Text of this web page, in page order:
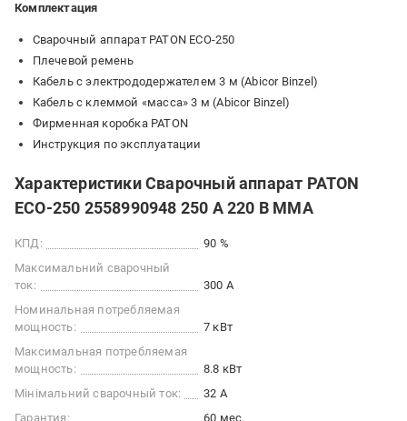
Комплектация
Сварочный аппарат PATON ECO-250
Плечевой ремень
Кабель с электрододержателем 3 м (Abicor Binzel)
Кабель с клеммой «масса» 3 м (Abicor Binzel)
Фирменная коробка PATON
Инструкция по эксплуатации
Характеристики Сварочный аппарат PATON
ECO-250 2558990948 250 А 220 В MMA
КПД:
90 %
Максимальний сварочный
ток:
300 А
Номинальная потребляемая
мощность:
7 кВт
Максимальная потребляемая
мощность:
8.8 кВт
Мінімальний сварочный ток:
32 А
Гарантия:
60 мес.